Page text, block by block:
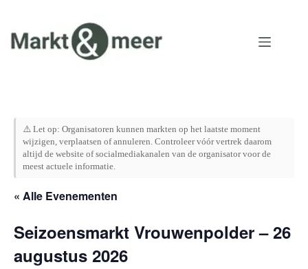
inhoud
⚠️ Let op: Organisatoren kunnen markten op het laatste moment
wijzigen, verplaatsen of annuleren. Controleer vóór vertrek daarom
altijd de website of socialmediakanalen van de organisator voor de
meest actuele informatie.
« Alle Evenementen
Seizoensmarkt Vrouwenpolder – 26
augustus 2026